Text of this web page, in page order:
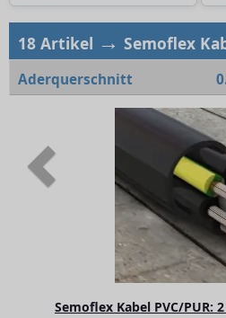
18 Artikel → Semoflex
Aderquerschnitt
Semoflex Kabel PVC/PUR:
Previous